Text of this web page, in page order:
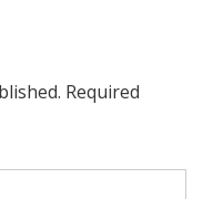
Required